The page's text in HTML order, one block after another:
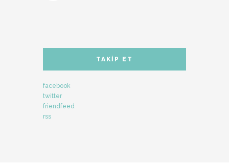
TAKIP ET
facebook
twitter
friendfeed
rss